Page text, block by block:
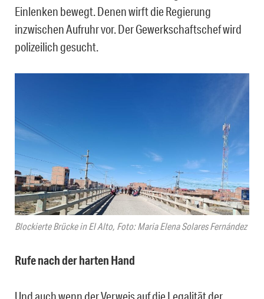
Einlenken bewegt. Denen wirft die Regierung
inzwischen Aufruhr vor. Der Gewerkschaftschef wird
polizeilich gesucht.
Blockierte Brücke in El Alto, Foto: Maria Elena Solares Fernández
Rufe nach der harten Hand